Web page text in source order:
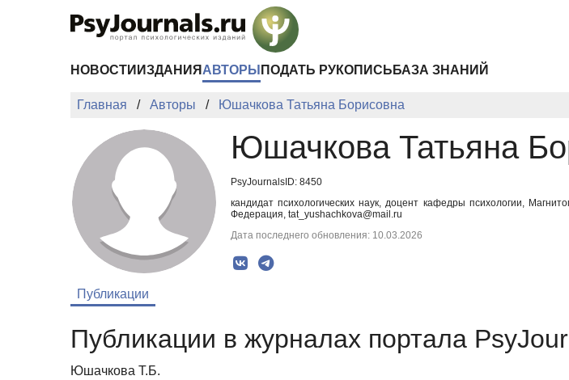
НОВОСТИ ИЗДАНИЯ АВТОРЫ ПОДАТЬ РУКОПИСЬ БАЗА ЗНАНИЙ
Главная Авторы Юшачкова Татьяна Борисовна
Юшачкова Татьяна
PsyJournalsID: 8450
кандидат психологических наук, доцент кафедры психологии,
Федерация, tat_yushachkova@mail.ru
Дата последнего обновления: 10.03.2026
Публикации
Публикации в журналах портала
Юшачкова Т.Б.